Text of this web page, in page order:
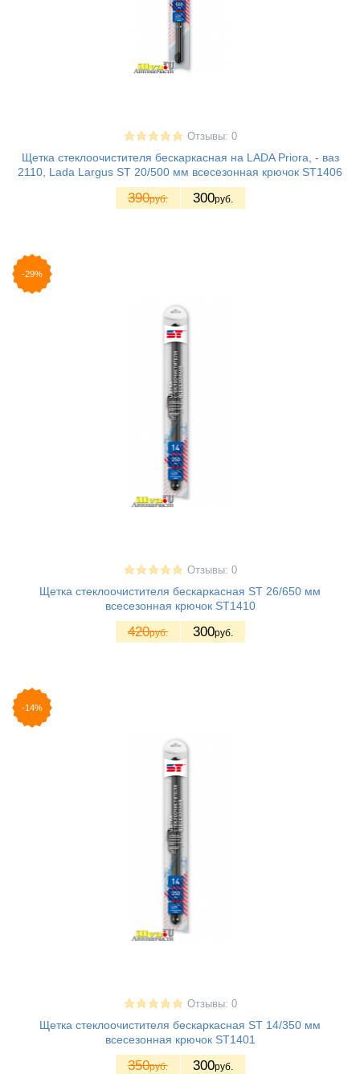
Отзывы: 0
Щетка стеклоочистителя бескаркасная на LADA Priora, - ваз
2110, Lada Largus ST 20/500 мм всесезонная крючок ST1406
390руб. 300руб.
-29%
Отзывы: 0
Щетка стеклоочистителя бескаркасная ST 26/650 мм
всесезонная крючок ST1410
420руб. 300руб.
-14%
Отзывы: 0
Щетка стеклоочистителя бескаркасная ST 14/350 мм
всесезонная крючок ST1401
350руб. 300руб.